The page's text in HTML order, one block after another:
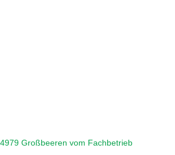
Großbeeren vom Fachbetrieb